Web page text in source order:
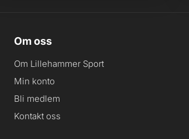
Om oss
Om Lillehammer Sport
Min konto
Bli medlem
Kontakt oss